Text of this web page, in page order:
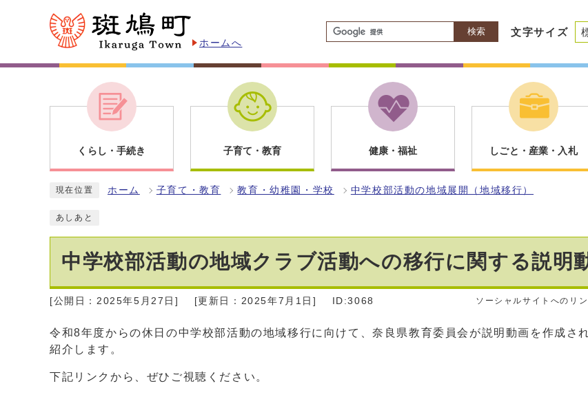
ホームへ
検索 文字サイズ
くらし・手続き 子育て・教育 健康・福祉 しごと・産業・入札
現在位置 ホーム 子育て・教育 教育・幼稚園・学校 中学校部活動の地域展開（地域移行）
あしあと
中学校部活動の地域クラブ活動への移行に関する説明
[公開日：2025年5月27日] [更新日：2025年7月1日] ID:3068 ソーシャルサイトへのリ
令和8年度からの休日の中学校部活動の地域移行に向けて、奈良県教育委員会が説明動画を作成さ
紹介します。
下記リンクから、ぜひご視聴ください。